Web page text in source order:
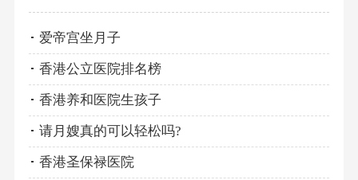
爱帝宫坐月子
香港公立医院排名榜
香港养和医院生孩子
请月嫂真的可以轻松吗?
香港圣保禄医院